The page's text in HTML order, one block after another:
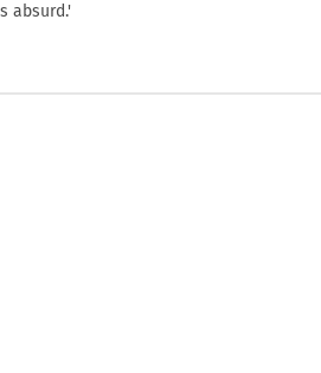
absurd.'